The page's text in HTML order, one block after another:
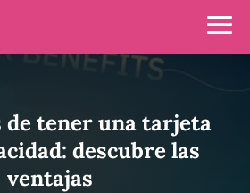
de tener una tarjeta
descubre las
ventajas